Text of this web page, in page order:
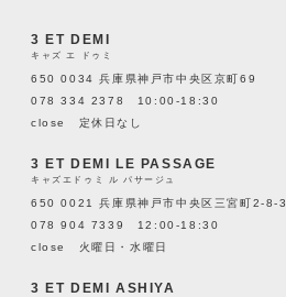
3 ET DEMI
キャズ エ ドゥミ
650 0034 兵庫県神戸市中央区京町69
078 334 2378 10:00-18:30
close 定休日なし
3 ET DEMI LE PASSAGE
キャズエドゥミ ル パサージュ
650 0021 兵庫県神戸市中央区三宮町2-8-3
078 904 7339 12:00-18:30
close 火曜日・水曜日
3 ET DEMI ASHIYA